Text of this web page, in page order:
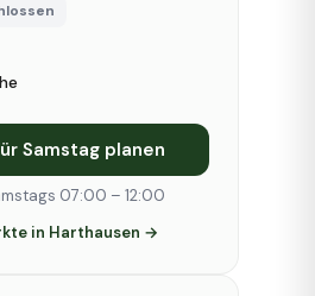
Samstag planen
07:00 – 12:00
in Harthausen →